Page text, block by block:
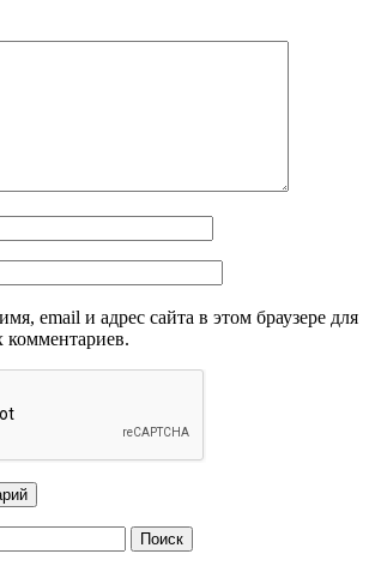
email и адрес сайта в этом браузере для